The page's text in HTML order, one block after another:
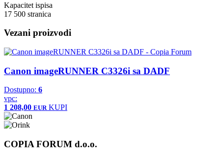
Kapacitet ispisa
17 500 stranica
Vezani proizvodi
Canon imageRUNNER C3326i sa DADF
Dostupno: 6
vpc:
1 208,00 EUR KUPI
COPIA FORUM d.o.o.